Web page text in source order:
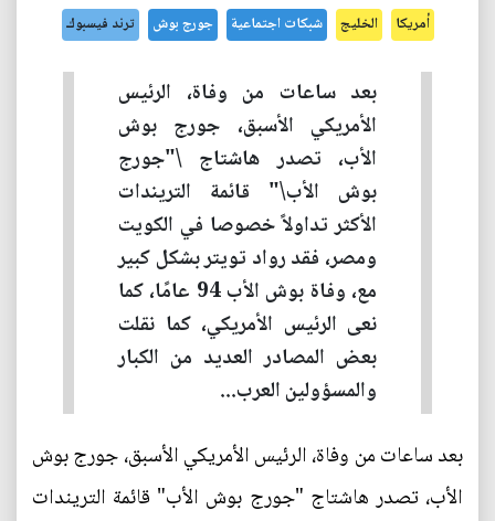
أمريكا الخليج شبكات اجتماعية جورج بوش ترند فيسبوك
بعد ساعات من وفاة، الرئيس
الأمريكي الأسبق، جورج بوش
الأب، تصدر هاشتاج \"جورج
بوش الأب\" قائمة التريندات
الأكثر تداولاً خصوصا في الكويت
ومصر، فقد رواد تويتر بشكل كبير
مع، وفاة بوش الأب 94 عامًا، كما
نعى الرئيس الأمريكي، كما نقلت
بعض المصادر العديد من الكبار
والمسؤولين العرب...
بعد ساعات من وفاة، الرئيس الأمريكي الأسبق، جورج بوش
الأب، تصدر هاشتاج "جورج بوش الأب" قائمة التريندات